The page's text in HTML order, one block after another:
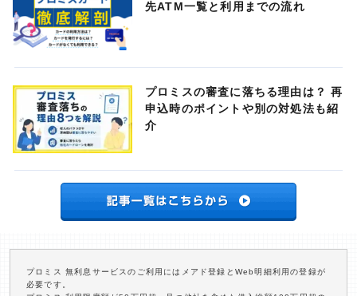
先ATM一覧と利用までの流れ
プロミスの審査に落ちる理由は？ 再
申込時のポイントや別の対処法も紹
介
プロミス 無利息サービスのご利用にはメアド登録とWeb明細利用の登録が
必要です。